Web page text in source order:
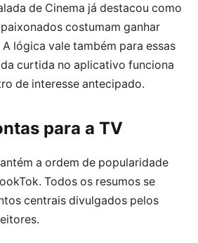
de Cinema já destacou como
costumam ganhar
lógica vale também para essas
curtida no aplicativo funciona
de interesse antecipado.
para a TV
a ordem de popularidade
Todos os resumos se
centrais divulgados pelos